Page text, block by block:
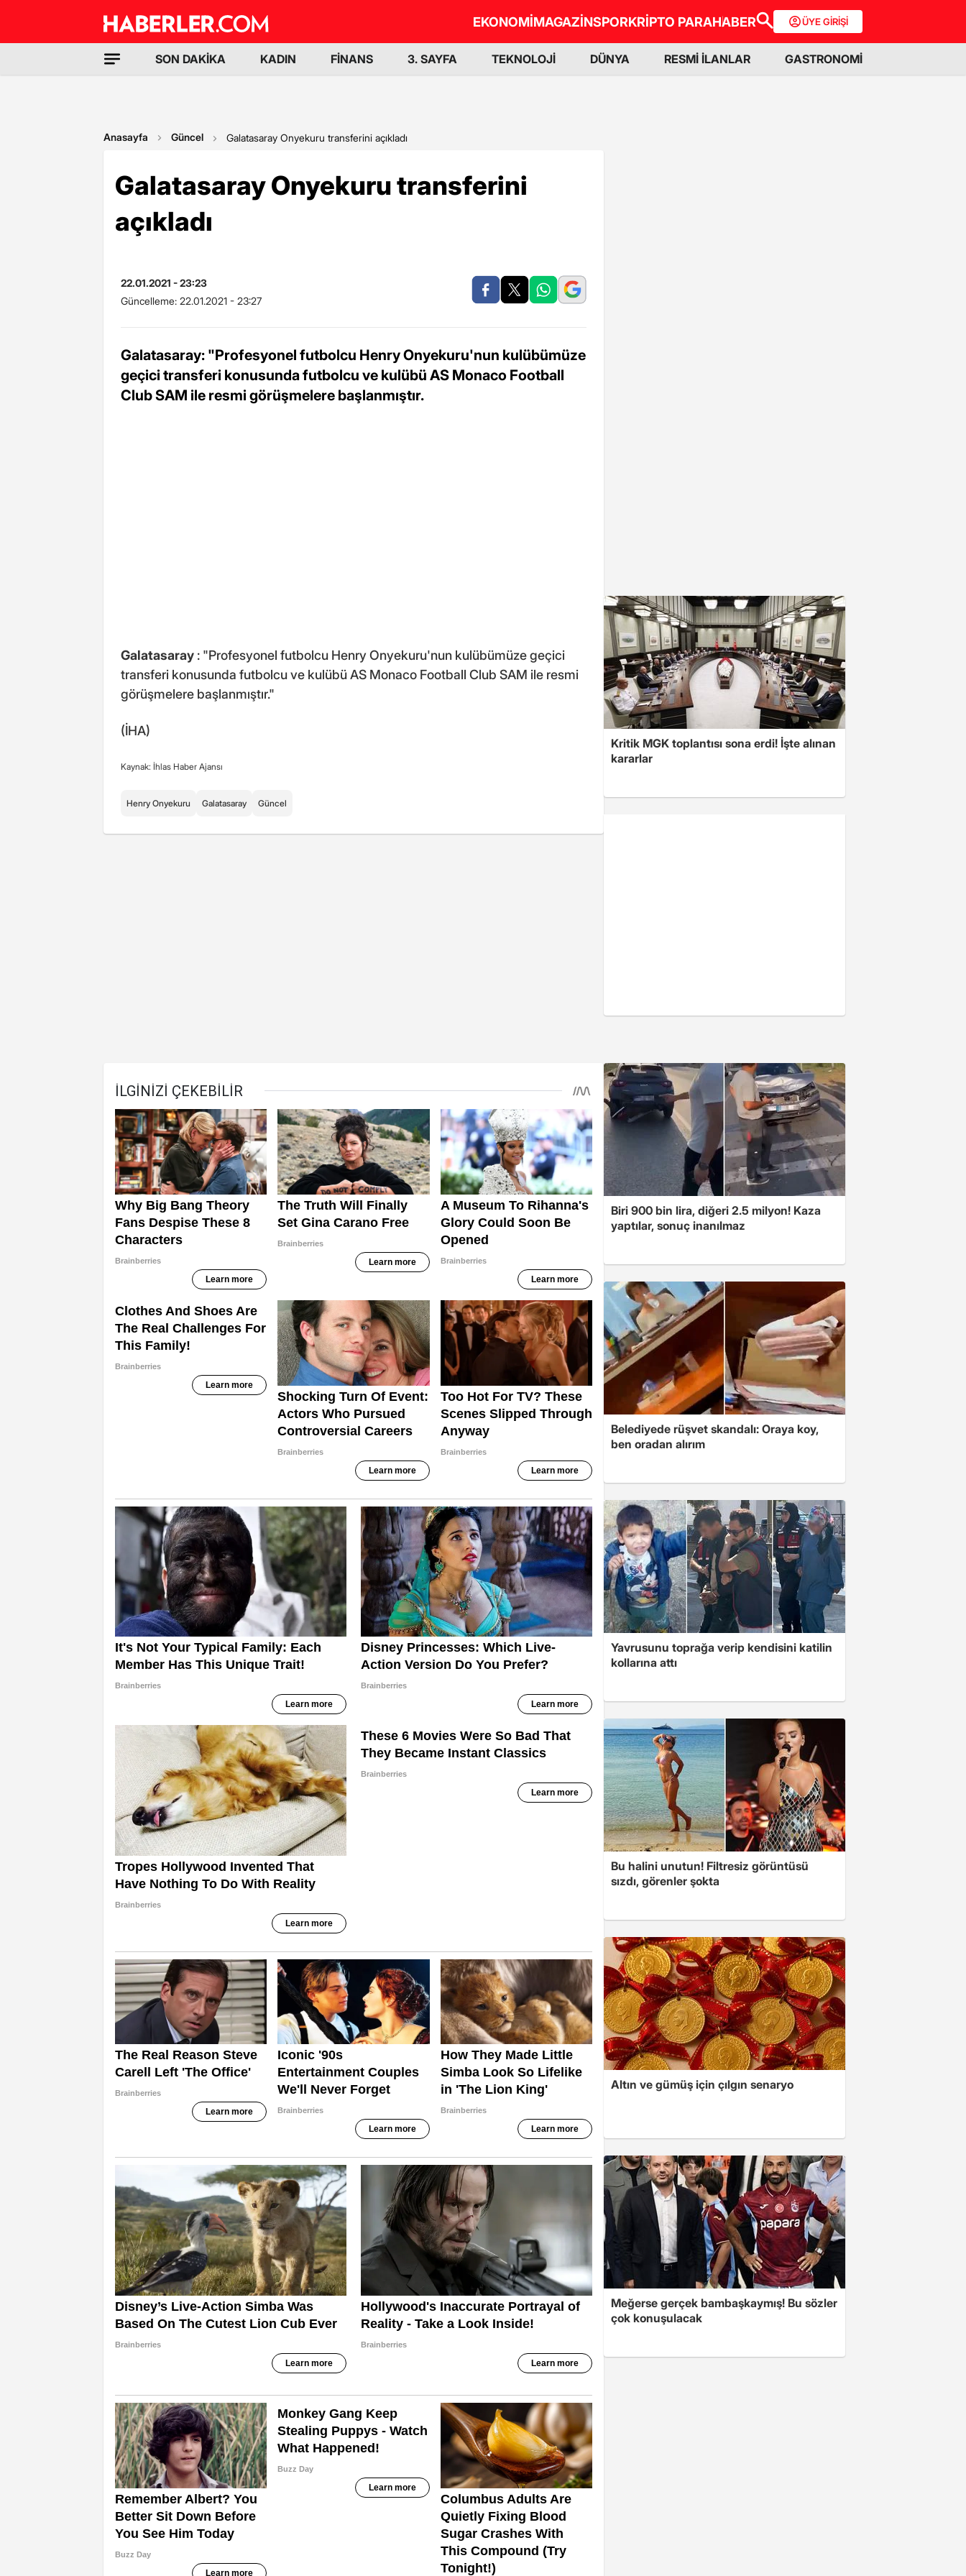
EKONOMİMAGAZİNSPORKRİPTO PARAHABER ÜYE GİRİŞİ
SON DAKİKA KADIN FİNANS 3. SAYFA TEKNOLOJİ DÜNYA RESMİ İLANLAR GASTRONOMİ
Anasayfa Güncel Galatasaray Onyekuru transferini açıkladı
Galatasaray Onyekuru transferini
açıkladı
22.01.2021 - 23:23
Güncelleme: 22.01.2021 - 23:27
Galatasaray: "Profesyonel futbolcu Henry Onyekuru'nun kulübümüze
geçici transferi konusunda futbolcu ve kulübü AS Monaco Football
Club SAM ile resmi görüşmelere başlanmıştır.
Galatasaray : "Profesyonel futbolcu Henry Onyekuru'nun kulübümüze geçici
transferi konusunda futbolcu ve kulübü AS Monaco Football Club SAM ile resmi
görüşmelere başlanmıştır."
(İHA)
Kaynak: İhlas Haber Ajansı
Henry Onyekuru Galatasaray Güncel
Kritik MGK toplantısı sona erdi! İşte alınan
kararlar
Biri 900 bin lira, diğeri 2.5 milyon! Kaza
yaptılar, sonuç inanılmaz
Belediyede rüşvet skandalı: Oraya koy,
ben oradan alırım
Yavrusunu toprağa verip kendisini katilin
kollarına attı
Bu halini unutun! Filtresiz görüntüsü
sızdı, görenler şokta
Altın ve gümüş için çılgın senaryo
Meğerse gerçek bambaşkaymış! Bu sözler
çok konuşulacak